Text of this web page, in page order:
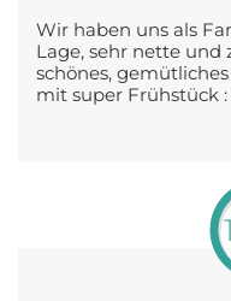
Wir haben uns als
Lage, sehr nette und
schönes,
mit super Frühstück